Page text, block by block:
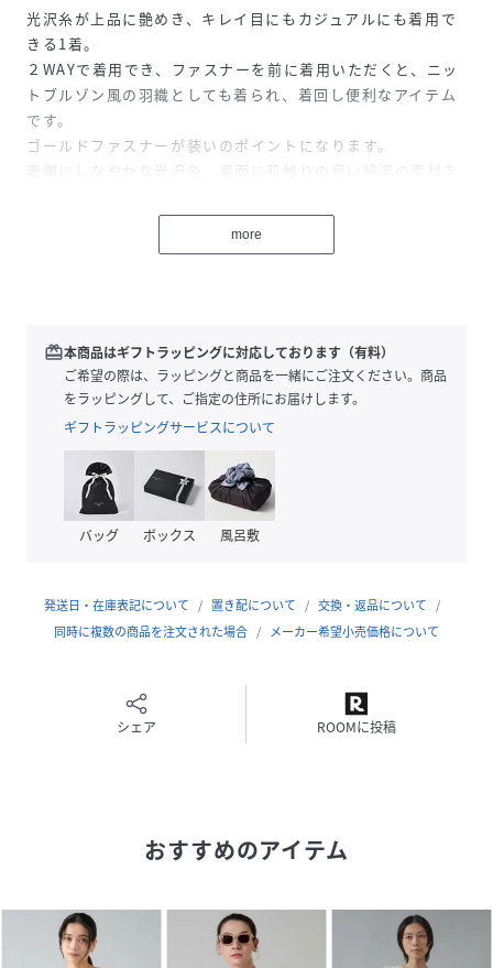
光沢糸が上品に艶めき、キレイ目にもカジュアルにも着用で
きる1着。
２WAYで着用でき、ファスナーを前に着用いただくと、ニッ
トブルゾン風の羽織としても着られ、着回し便利なアイテム
です。
ゴールドファスナーが装いのポイントになります。
表側にしなやかな光沢糸、裏面に肌触りの良い綿混の素材を
透け感が気にならないハイゲージの天竺編みです。
ドライタッチで端境期にお勧め素材です。
※サンプル撮影のため実際の仕様と異なる場合がございま
予めご了承ください。
■透け感 なし
■裏地 なし
■生地の厚さ 普通
ポリエステル57％ 綿40％ ナイロン2％ ポリウレ
QC0146_A0158KSW308
more
redeem本商品はギフトラッピングに対応しております（有料）
ご希望の際は、ラッピングと商品を一緒にご注文ください。商品
をラッピングして、ご指定の住所にお届けします。
ギフトラッピングサービスについて
バッグ ボックス 風呂敷
発送日・在庫表記について 置き配について
交換・返品について
同時に複数の商品を注文された場合
メーカー希望小売価格について
シェア ROOMに投稿
おすすめのアイテム